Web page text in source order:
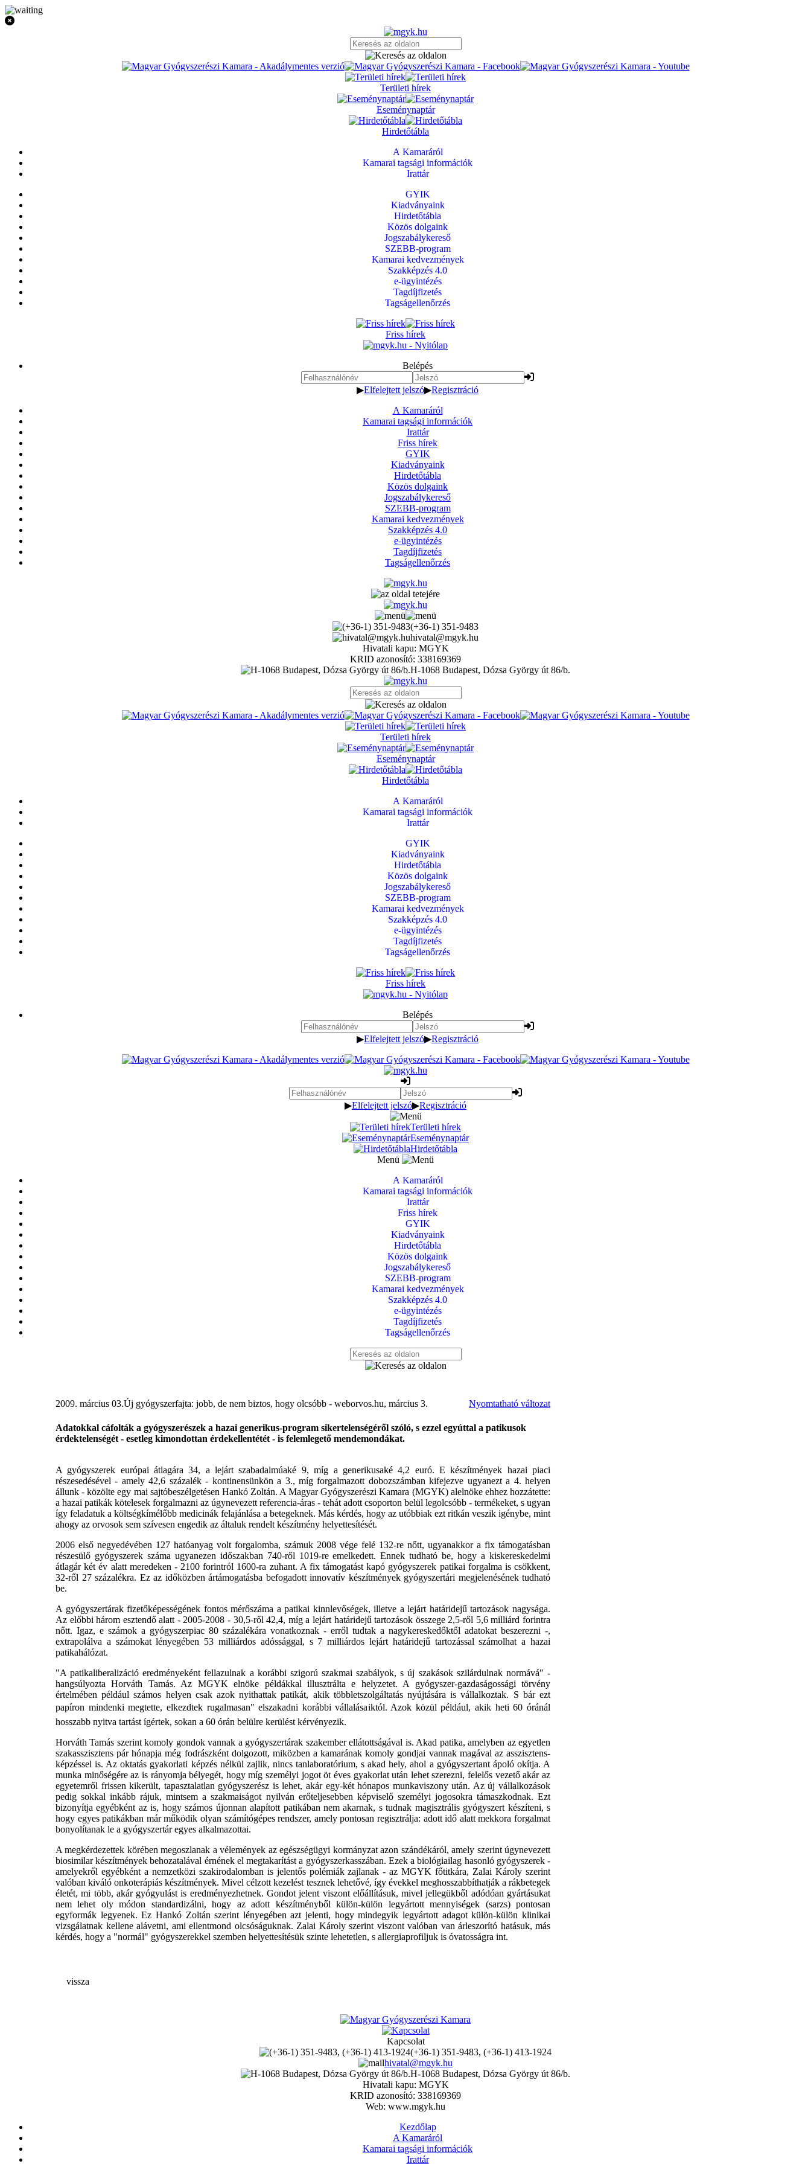
Területi hírek
Eseménynaptár
Hirdetőtábla
A Kamaráról
Kamarai tagsági információk
Irattár
GYIK
Kiadványaink
Hirdetőtábla
Közös dolgaink
Jogszabálykereső
SZEBB-program
Kamarai kedvezmények
Szakképzés 4.0
e-ügyintézés
Tagdíjfizetés
Tagságellenőrzés
Friss hírek
Belépés
▶Elfelejtett jelszó▶Regisztráció
A Kamaráról
Kamarai tagsági információk
Irattár
Friss hírek
GYIK
Kiadványaink
Hirdetőtábla
Közös dolgaink
Jogszabálykereső
SZEBB-program
Kamarai kedvezmények
Szakképzés 4.0
e-ügyintézés
Tagdíjfizetés
Tagságellenőrzés
(+36-1) 351-9483
hivatal@mgyk.hu
Hivatali kapu: MGYK
KRID azonosító: 338169369
H-1068 Budapest, Dózsa György út 86/b.
Területi hírek
Eseménynaptár
Hirdetőtábla
A Kamaráról
Kamarai tagsági információk
Irattár
GYIK
Kiadványaink
Hirdetőtábla
Közös dolgaink
Jogszabálykereső
SZEBB-program
Kamarai kedvezmények
Szakképzés 4.0
e-ügyintézés
Tagdíjfizetés
Tagságellenőrzés
Friss hírek
Belépés
▶Elfelejtett jelszó▶Regisztráció
▶Elfelejtett jelszó▶Regisztráció
Területi hírek
Eseménynaptár
Hirdetőtábla
Menü
A Kamaráról
Kamarai tagsági információk
Irattár
Friss hírek
GYIK
Kiadványaink
Hirdetőtábla
Közös dolgaink
Jogszabálykereső
SZEBB-program
Kamarai kedvezmények
Szakképzés 4.0
e-ügyintézés
Tagdíjfizetés
Tagságellenőrzés
Nyomtatható változat
2009. március 03.Új gyógyszerfajta: jobb, de nem biztos, hogy olcsóbb - weborvos.hu, március 3.
Adatokkal cáfolták a gyógyszerészek a hazai generikus-program sikertelenségéről szóló, s ezzel egyúttal a patikusok
érdektelenségét - esetleg kimondottan érdekellentétét - is felemlegető mendemondákat.
A gyógyszerek európai átlagára 34, a lejárt szabadalmúaké 9, míg a generikusaké 4,2 euró. E készítmények hazai piaci
részesedésével - amely 42,6 százalék - kontinensünkön a 3., míg forgalmazott dobozszámban kifejezve ugyanezt a 4. helyen
állunk - közölte egy mai sajtóbeszélgetésen Hankó Zoltán. A Magyar Gyógyszerészi Kamara (MGYK) alelnöke ehhez hozzátette:
a hazai patikák kötelesek forgalmazni az úgynevezett referencia-áras - tehát adott csoporton belül legolcsóbb - termékeket, s ugyan
így feladatuk a költségkímélőbb medicinák felajánlása a betegeknek. Más kérdés, hogy az utóbbiak ezt ritkán veszik igénybe, mint
ahogy az orvosok sem szívesen engedik az általuk rendelt készítmény helyettesítését.
2006 első negyedévében 127 hatóanyag volt forgalomba, számuk 2008 vége felé 132-re nőtt, ugyanakkor a fix támogatásban
részesülő gyógyszerek száma ugyanezen időszakban 740-ről 1019-re emelkedett. Ennek tudható be, hogy a kiskereskedelmi
átlagár két év alatt meredeken - 2100 forintról 1600-ra zuhant. A fix támogatást kapó gyógyszerek patikai forgalma is csökkent,
32-ről 27 százalékra. Ez az időközben ártámogatásba befogadott innovatív készítmények gyógyszertári megjelenésének tudható
be.
A gyógyszertárak fizetőképességének fontos mérőszáma a patikai kinnlevőségek, illetve a lejárt határidejű tartozások nagysága.
Az előbbi három esztendő alatt - 2005-2008 - 30,5-ről 42,4, míg a lejárt határidejű tartozások összege 2,5-ről 5,6 milliárd forintra
nőtt. Igaz, e számok a gyógyszerpiac 80 százalékára vonatkoznak - erről tudtak a nagykereskedőktől adatokat beszerezni -,
extrapolálva a számokat lényegében 53 milliárdos adóssággal, s 7 milliárdos lejárt határidejű tartozással számolhat a hazai
patikahálózat.
"A patikaliberalizáció eredményeként fellazulnak a korábbi szigorú szakmai szabályok, s új szakások szilárdulnak normává" -
hangsúlyozta Horváth Tamás. Az MGYK elnöke példákkal illusztrálta e helyzetet. A gyógyszer-gazdaságossági törvény
értelmében például számos helyen csak azok nyithattak patikát, akik többletszolgáltatás nyújtására is vállalkoztak. S bár ezt
papíron mindenki megtette, elkezdtek rugalmasan" elszakadni korábbi vállalásaiktól. Azok közül például, akik heti 60 óránál
hosszabb nyitva tartást ígértek, sokan a 60 órán belülre kerülést kérvényezik.
Horváth Tamás szerint komoly gondok vannak a gyógyszertárak szakember ellátottságával is. Akad patika, amelyben az egyetlen
szakasszisztens pár hónapja még fodrászként dolgozott, miközben a kamarának komoly gondjai vannak magával az asszisztens-
képzéssel is. Az oktatás gyakorlati képzés nélkül zajlik, nincs tanlaboratórium, s akad hely, ahol a gyógyszertant ápoló okítja. A
munka minőségére az is rányomja bélyegét, hogy míg személyi jogot öt éves gyakorlat után lehet szerezni, felelős vezető akár az
egyetemről frissen kikerült, tapasztalatlan gyógyszerész is lehet, akár egy-két hónapos munkaviszony után. Az új vállalkozások
pedig sokkal inkább rájuk, mintsem a szakmaiságot nyilván erőteljesebben képviselő személyi jogosokra támaszkodnak. Ezt
bizonyítja egyébként az is, hogy számos újonnan alapított patikában nem akarnak, s tudnak magisztrális gyógyszert készíteni, s
hogy egyes patikákban már működik olyan számítógépes rendszer, amely pontosan regisztrálja: adott idő alatt mekkora forgalmat
bonyolítanak le a gyógyszertár egyes alkalmazottai.
A megkérdezettek körében megoszlanak a vélemények az egészségügyi kormányzat azon szándékáról, amely szerint úgynevezett
biosimilar készítmények behozatalával érnének el megtakarítást a gyógyszerkasszában. Ezek a biológiailag hasonló gyógyszerek -
amelyekről egyébként a nemzetközi szakirodalomban is jelentős polémiák zajlanak - az MGYK főtitkára, Zalai Károly szerint
valóban kiváló onkoterápiás készítmények. Mivel célzott kezelést tesznek lehetővé, így évekkel meghosszabbíthatják a rákbetegek
életét, mi több, akár gyógyulást is eredményezhetnek. Gondot jelent viszont előállításuk, mivel jellegükből adódóan gyártásukat
nem lehet oly módon standardizálni, hogy az adott készítményből külön-külön legyártott mennyiségek (sarzs) pontosan
egyformák legyenek. Ez Hankó Zoltán szerint lényegében azt jelenti, hogy mindegyik legyártott adagot külön-külön klinikai
vizsgálatnak kellene alávetni, ami ellentmond olcsóságuknak. Zalai Károly szerint viszont valóban van árleszorító hatásuk, más
kérdés, hogy a "normál" gyógyszerekkel szemben helyettesítésük szinte lehetetlen, s allergiaprofiljuk is óvatosságra int.
vissza
Kapcsolat
(+36-1) 351-9483, (+36-1) 413-1924
hivatal@mgyk.hu
H-1068 Budapest, Dózsa György út 86/b.
Hivatali kapu: MGYK
KRID azonosító: 338169369
Web: www.mgyk.hu
Kezdőlap
A Kamaráról
Kamarai tagsági információk
Irattár